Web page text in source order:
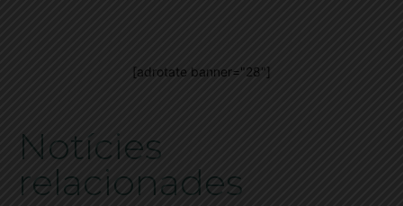
[adrotate banner="28"]
Notícies
relacionades